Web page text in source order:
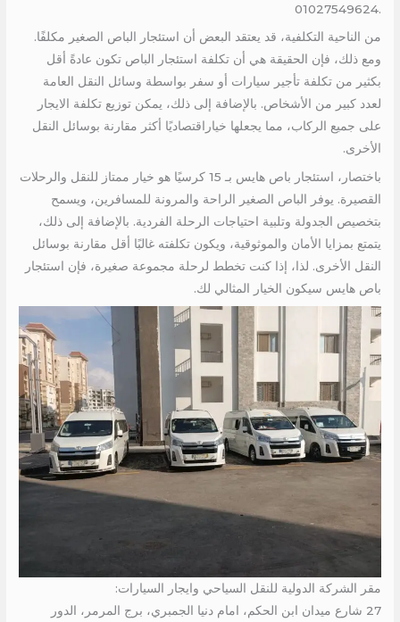
.01027549624
من الناحية التكلفية، قد يعتقد البعض أن استئجار الباص الصغير مكلفًا.
ومع ذلك، فإن الحقيقة هي أن تكلفة استئجار الباص تكون عادةً أقل
بكثير من تكلفة تأجير سيارات أو سفر بواسطة وسائل النقل العامة
لعدد كبير من الأشخاص. بالإضافة إلى ذلك، يمكن توزيع تكلفة الايجار
على جميع الركاب، مما يجعلها خياراقتصاديًا أكثر مقارنة بوسائل النقل
الأخرى.
باختصار، استئجار باص هايس بـ 15 كرسيًا هو خيار ممتاز للنقل والرحلات
القصيرة. يوفر الباص الصغير الراحة والمرونة للمسافرين، ويسمح
بتخصيص الجدولة وتلبية احتياجات الرحلة الفردية. بالإضافة إلى ذلك،
يتمتع بمزايا الأمان والموثوقية، ويكون تكلفته غالبًا أقل مقارنة بوسائل
النقل الأخرى. لذا، إذا كنت تخطط لرحلة مجموعة صغيرة، فإن استئجار
باص هايس سيكون الخيار المثالي لك.
مقر الشركة الدولية للنقل السياحي وايجار السيارات:
27 شارع ميدان ابن الحكم، امام دنيا الجمبري، برج المرمر، الدور